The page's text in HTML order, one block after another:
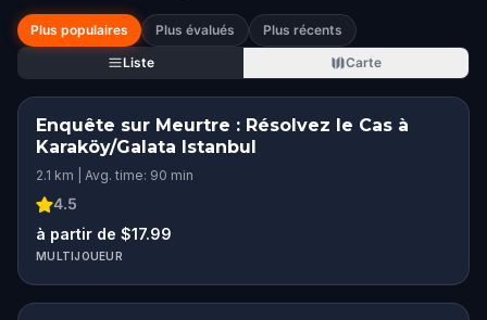
Plus populaires Plus évalués
Plus récents
Liste
Carte
Enquête sur Meurtre : Résolvez le Cas à
Karaköy/Galata Istanbul
2.1 km | Avg. time: 90 min
4.5
à partir de $17.99
MULTIJOUEUR